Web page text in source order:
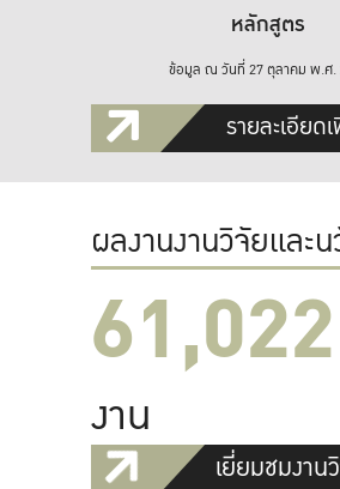
หลักสูตร
ข้อมูล ณ วันที่ 27 ตุลาคม พ.ศ.
รายละเอียด
ผลงานงานวิจัยและ
61,022
งาน
เยี่ยมชมงา